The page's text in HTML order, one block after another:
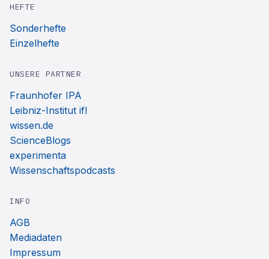
HEFTE
Sonderhefte
Einzelhefte
UNSERE PARTNER
Fraunhofer IPA
Leibniz-Institut ifl
wissen.de
ScienceBlogs
experimenta
Wissenschaftspodcasts
INFO
AGB
Mediadaten
Impressum